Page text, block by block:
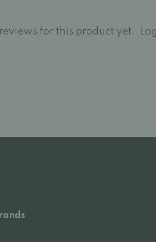
reviews for this product yet.